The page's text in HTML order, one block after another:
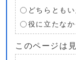
どちらとも
役に立たなか
このページは